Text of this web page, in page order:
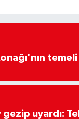
temeli
uyardı: